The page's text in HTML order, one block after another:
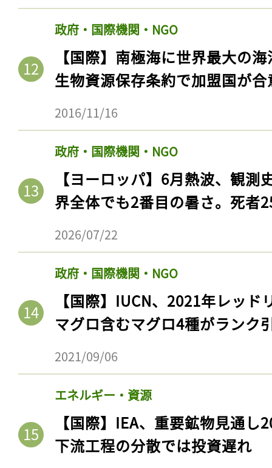
政府・国際機関・NGO
【国際】南極海に世界最大の
生物資源保存条約で加盟国が合
2016/11/16
政府・国際機関・NGO
【ヨーロッパ】6月熱波、観
界全体でも2番目の暑さ。死者
2026/07/22
政府・国際機関・NGO
【国際】IUCN、2021年レッ
マグロ含むマグロ4種がランク
2021/09/06
エネルギー・資源
【国際】IEA、重要鉱物見通
下流工程の分散では投資遅れ